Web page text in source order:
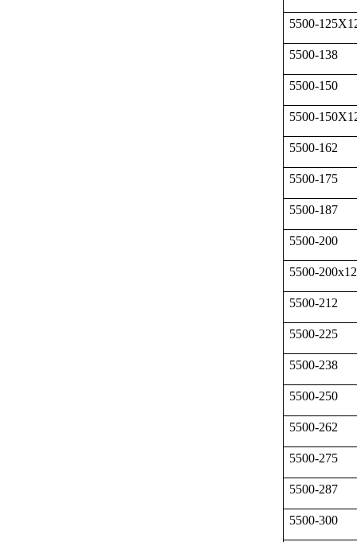
5500-
5500-138
5500-150
5500-
5500-162
5500-175
5500-187
5500-200
5500-200x12
5500-212
5500-225
5500-238
5500-250
5500-262
5500-275
5500-287
5500-300